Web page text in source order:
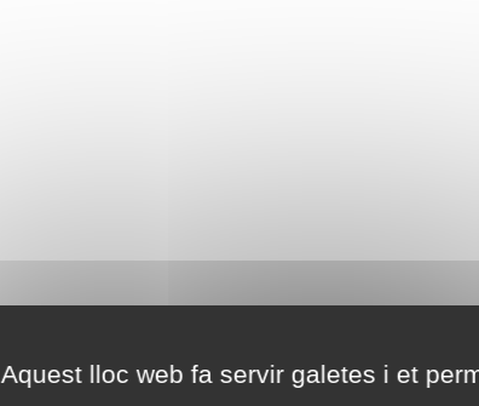
Aquest lloc web fa servir galetes i et